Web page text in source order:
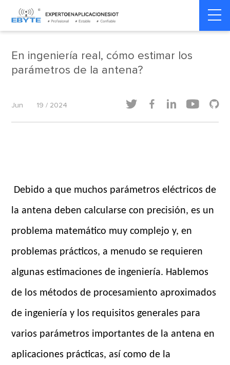
Home >
industrial
En ingeniería real, cómo estimar los
parámetros de la antena?
Jun 19 / 2024     
Debido a que muchos parámetros eléctricos de
la antena deben calcularse con precisión, es un
problema matemático muy complejo y, en
problemas prácticos, a menudo se requieren
algunas estimaciones de ingeniería. Hablemos
de los métodos de procesamiento aproximados
de ingeniería y los requisitos generales para
varios parámetros importantes de la antena en
aplicaciones prácticas, así como de la